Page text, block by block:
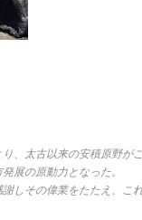
、太古以来の安積原野が
展の原動力となった。
しその偉業をたたえ、こ